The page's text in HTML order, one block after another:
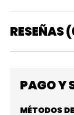
RESEÑAS
PAGO Y
MÉTODOS